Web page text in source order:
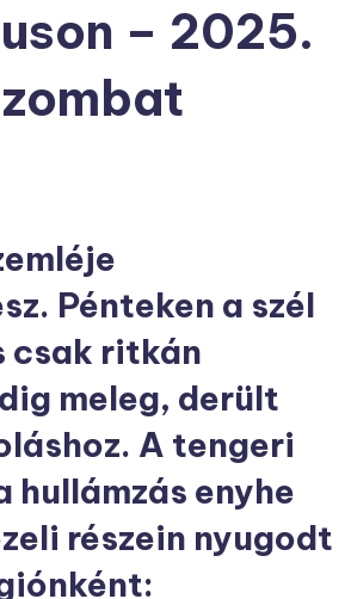
– 2025.
Pénteken a szél
csak ritkán
meleg, derült
A tengeri
enyhe
részein nyugodt